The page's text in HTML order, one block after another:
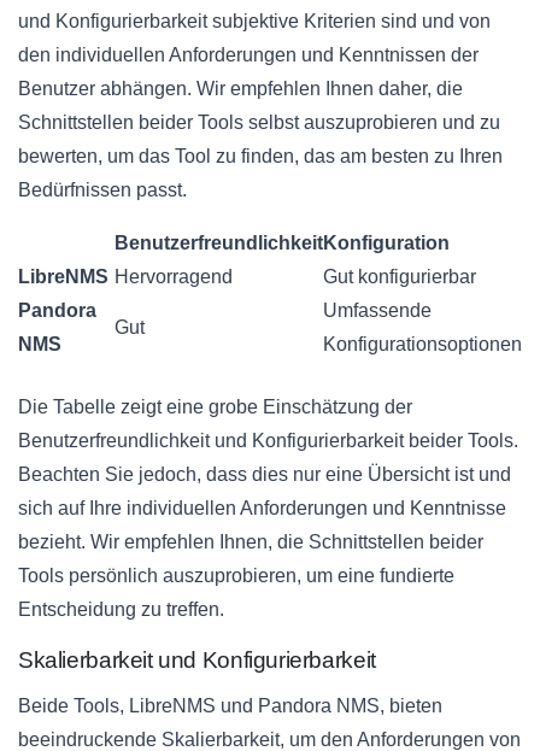
und Konfigurierbarkeit subjektive Kriterien sind und von
den individuellen Anforderungen und Kenntnissen der
Benutzer abhängen. Wir empfehlen Ihnen daher, die
Schnittstellen beider Tools selbst auszuprobieren und zu
bewerten, um das Tool zu finden, das am besten zu Ihren
Bedürfnissen passt.
BenutzerfreundlichkeitKonfiguration
LibreNMS Hervorragend
Gut konfigurierbar
Pandora
NMS
Gut
Umfassende
Konfigurationsoptionen
Die Tabelle zeigt eine grobe Einschätzung der
Benutzerfreundlichkeit und Konfigurierbarkeit beider Tools.
Beachten Sie jedoch, dass dies nur eine Übersicht ist und
sich auf Ihre individuellen Anforderungen und Kenntnisse
bezieht. Wir empfehlen Ihnen, die Schnittstellen beider
Tools persönlich auszuprobieren, um eine fundierte
Entscheidung zu treffen.
Skalierbarkeit und Konfigurierbarkeit
Beide Tools, LibreNMS und Pandora NMS, bieten
beeindruckende Skalierbarkeit, um den Anforderungen von